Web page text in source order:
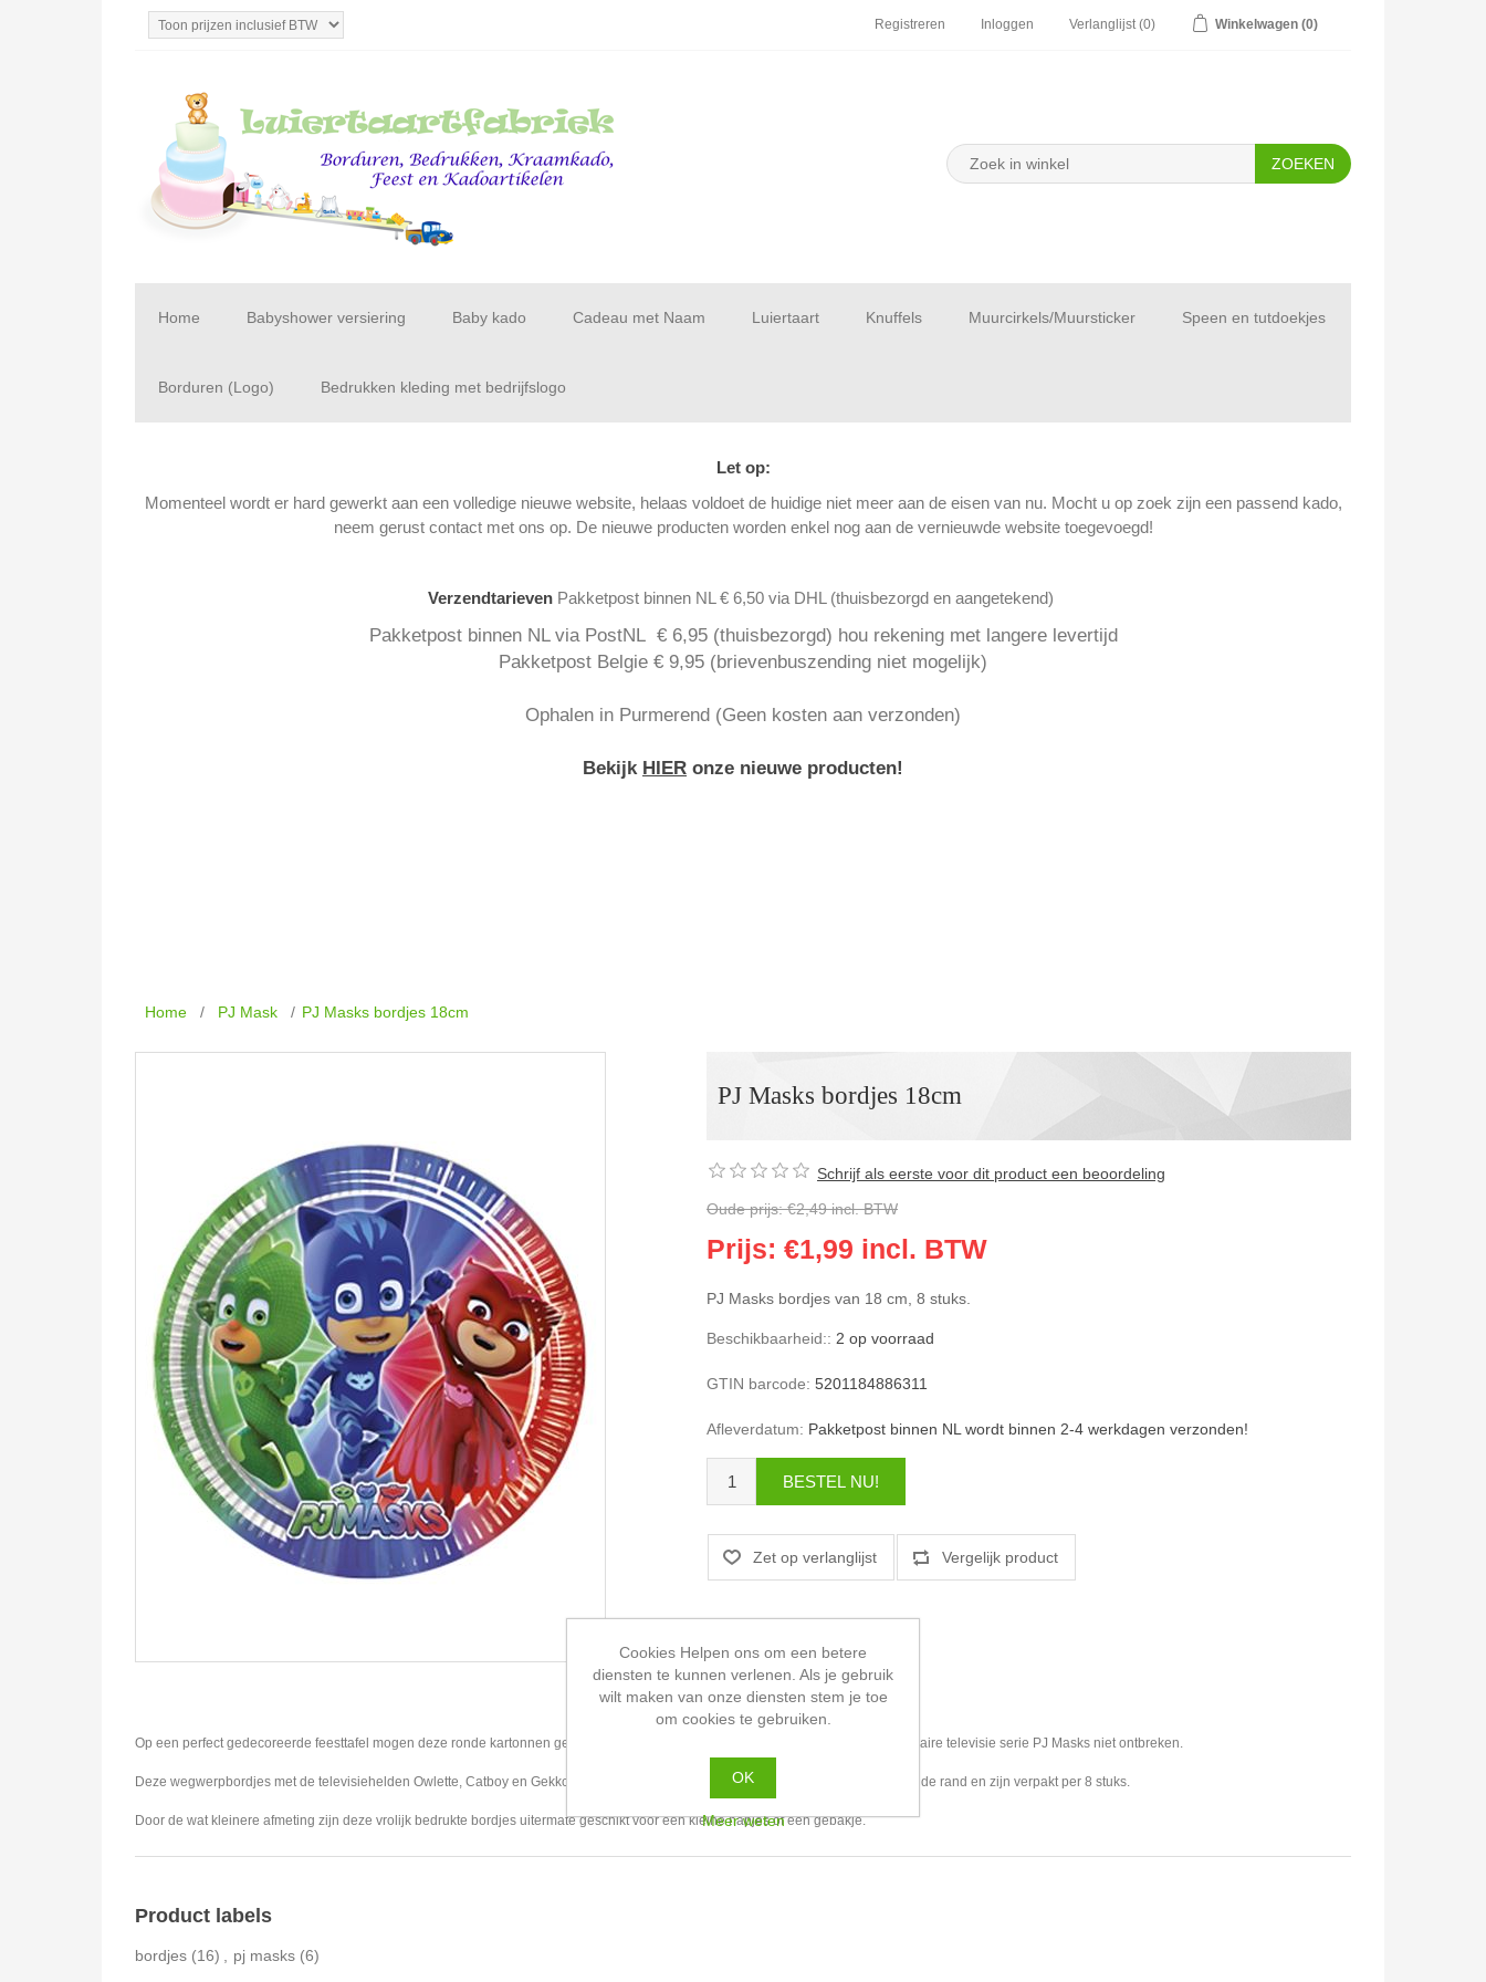
Registreren Inloggen Verlanglijst (0) Winkelwagen (0)
Home Babyshower versiering Baby kado Cadeau met Naam Luiertaart Knuffels Muurcirkels/Muursticker Speen en tutdoekjes
Borduren (Logo) Bedrukken kleding met bedrijfslogo
Let op:
Momenteel wordt er hard gewerkt aan een volledige nieuwe website, helaas voldoet de huidige niet meer aan de eisen van nu. Mocht u op zoek zijn een passend kado,
neem gerust contact met ons op. De nieuwe producten worden enkel nog aan de vernieuwde website toegevoegd!
Verzendtarieven Pakketpost binnen NL € 6,50 via DHL (thuisbezorgd en aangetekend)
Pakketpost binnen NL via PostNL € 6,95 (thuisbezorgd) hou rekening met langere levertijd
Pakketpost Belgie € 9,95 (brievenbuszending niet mogelijk)
Ophalen in Purmerend (Geen kosten aan verzonden)
Bekijk HIER onze nieuwe producten!
Home / PJ Mask / PJ Masks bordjes 18cm
PJ Masks bordjes 18cm
Schrijf als eerste voor dit product een beoordeling
Oude prijs: €2,49 incl. BTW
Prijs: €1,99 incl. BTW
PJ Masks bordjes van 18 cm, 8 stuks.
Beschikbaarheid:: 2 op voorraad
GTIN barcode: 5201184886311
Afleverdatum: Pakketpost binnen NL wordt binnen 2-4 werkdagen verzonden!
Op een perfect gedecoreerde feesttafel mogen deze ronde kartonnen gebaksbordjes met jouw favoriete pyjamahelden uit de populaire televisie serie PJ Masks niet ontbreken.
Deze wegwerpbordjes met de televisiehelden Owlette, Catboy en Gekko hebben een diameter van 18 centimeter, een licht opstaande rand en zijn verpakt per 8 stuks.
Door de wat kleinere afmeting zijn deze vrolijk bedrukte bordjes uitermate geschikt voor een kleine hapjes of een gebakje.
Product labels
bordjes (16) pj masks (6)
Cookies Helpen ons om een betere
diensten te kunnen verlenen. Als je gebruik
wilt maken van onze diensten stem je toe
om cookies te gebruiken.
OK
Meer weten